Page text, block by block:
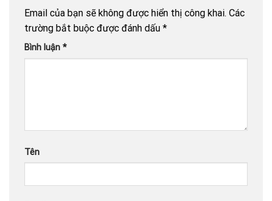
Email của bạn sẽ không được hiển thị công khai. Các
trường bắt buộc được đánh dấu *
Bình luận *
Tên